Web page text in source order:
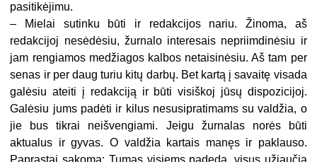
pasitikėjimu.
– Mielai sutinku būti ir redakcijos nariu. Žinoma, aš
redakcijoj nesėdėsiu, žurnalo interesais nepriimdinėsiu ir
jam rengiamos medžiagos kalbos netaisinėsiu. Aš tam per
senas ir per daug turiu kitų darbų. Bet kartą į savaitę visada
galėsiu ateiti į redakciją ir būti visiškoj jūsų dispozicijoj.
Galėsiu jums padėti ir kilus nesusipratimams su valdžia, o
jie bus tikrai neišvengiami. Jeigu žurnalas norės būti
aktualus ir gyvas. O valdžia kartais manęs ir paklauso.